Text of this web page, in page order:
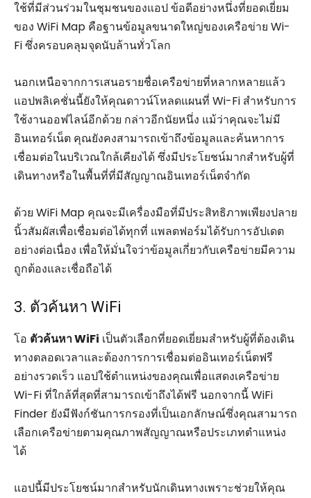
ใช้ที่มีส่วนร่วมในชุมชนของแอป ข้อดีอย่างหนึ่งที่ยอดเยี่ยม
ของ WiFi Map คือฐานข้อมูลขนาดใหญ่ของเครือข่าย Wi-
Fi ซึ่งครอบคลุมจุดนับล้านทั่วโลก
นอกเหนือจากการเสนอรายชื่อเครือข่ายที่หลากหลายแล้ว
แอปพลิเคชั่นนี้ยังให้คุณดาวน์โหลดแผนที่ Wi-Fi สำหรับการ
ใช้งานออฟไลน์อีกด้วย กล่าวอีกนัยหนึ่ง แม้ว่าคุณจะไม่มี
อินเทอร์เน็ต คุณยังคงสามารถเข้าถึงข้อมูลและค้นหาการ
เชื่อมต่อในบริเวณใกล้เคียงได้ ซึ่งมีประโยชน์มากสำหรับผู้ที่
เดินทางหรือในพื้นที่ที่มีสัญญาณอินเทอร์เน็ตจำกัด
ด้วย WiFi Map คุณจะมีเครื่องมือที่มีประสิทธิภาพเพียงปลาย
นิ้วสัมผัสเพื่อเชื่อมต่อได้ทุกที่ แพลตฟอร์มได้รับการอัปเดต
อย่างต่อเนื่อง เพื่อให้มั่นใจว่าข้อมูลเกี่ยวกับเครือข่ายมีความ
ถูกต้องและเชื่อถือได้
3. ตัวค้นหา WiFi
โอ ตัวค้นหา WiFi เป็นตัวเลือกที่ยอดเยี่ยมสำหรับผู้ที่ต้องเดิน
ทางตลอดเวลาและต้องการการเชื่อมต่ออินเทอร์เน็ตฟรี
อย่างรวดเร็ว แอปใช้ตำแหน่งของคุณเพื่อแสดงเครือข่าย
Wi-Fi ที่ใกล้ที่สุดที่สามารถเข้าถึงได้ฟรี นอกจากนี้ WiFi
Finder ยังมีฟังก์ชันการกรองที่เป็นเอกลักษณ์ซึ่งคุณสามารถ
เลือกเครือข่ายตามคุณภาพสัญญาณหรือประเภทตำแหน่ง
ได้
แอปนี้มีประโยชน์มากสำหรับนักเดินทางเพราะช่วยให้คุณ